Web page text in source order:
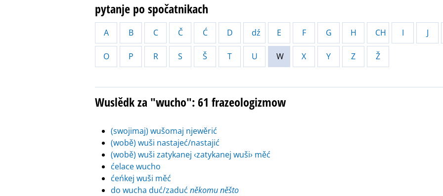
pytanje po spočatnikach
A B C Č Ć D dź E F G H CH I J
O P R S Š T U W X Y Z Ž
Wuslědk za "wucho": 61 frazeologizmow
(swojimaj) wušomaj njewěrić
(wobě) wuši nastajeć/nastajić
(wobě) wuši zatykanej ‹zatykanej wuši› měć
ćelace wucho
ćeńkej wuši měć
do wucha duć/zaduć někomuněšto